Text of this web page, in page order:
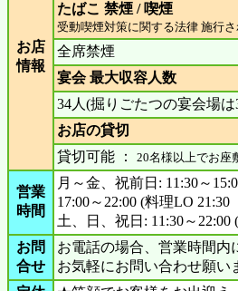
お店
情報
たばこ 禁煙 / 喫煙
受動喫煙対策に関する法律 施行
全席禁煙
宴会 最大収容人数
34人(掘りごたつの宴会場
お店の貸切
貸切可能 ： 20名様以上でお座
営業
時間
月～金、祝前日: 11:30～
17:00～22:00 (料理LO 21:30
土、日、祝日: 11:30～
お問
合せ
お電話の場合、営業時間内
お気軽にお問い合わせ願い